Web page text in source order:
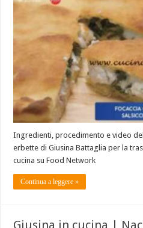
Ingredienti, procedimento e video
erbette di Giusina Battaglia per la
cucina su Food Network
Continua a leggere »
Giusina in cucina |